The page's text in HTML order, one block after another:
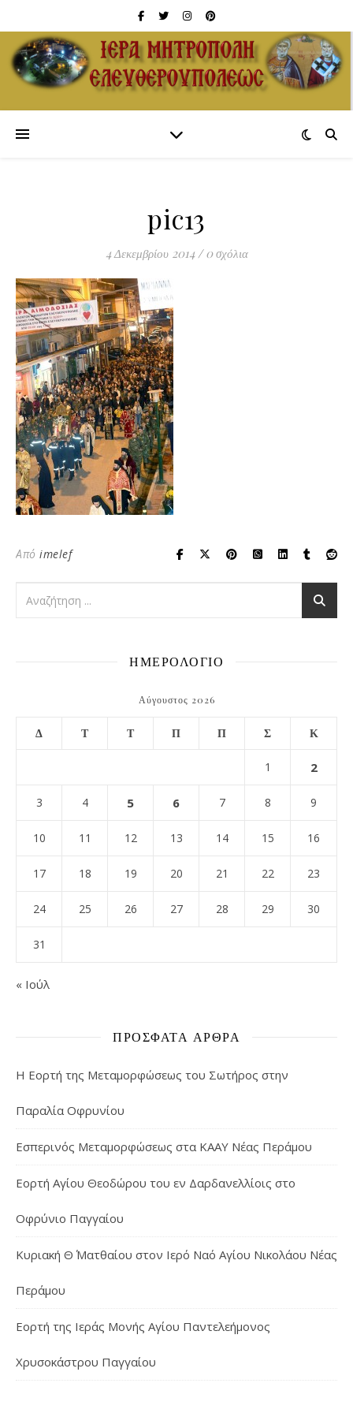
pic13
4 Δεκεμβρίου 2014 / 0 σχόλια
Από imelef
ΗΜΕΡΟΛΟΓΙΟ
Αύγουστος 2026
Δ Τ Τ Π Π Σ Κ
1 2
3 4 5 6 7 8 9
10 11 12 13 14 15 16
17 18 19 20 21 22 23
24 25 26 27 28 29 30
31
« Ιούλ
ΠΡΌΣΦΑΤΑ ΆΡΘΡΑ
Η Εορτή της Μεταμορφώσεως του Σωτήρος στην
Παραλία Οφρυνίου
Εσπερινός Μεταμορφώσεως στα ΚΑΑΥ Νέας Περάμου
Εορτή Αγίου Θεοδώρου του εν Δαρδανελλίοις στο
Οφρύνιο Παγγαίου
Κυριακή Θ΄ Ματθαίου στον Ιερό Ναό Αγίου Νικολάου Νέας
Περάμου
Εορτή της Ιεράς Μονής Αγίου Παντελεήμονος
Χρυσοκάστρου Παγγαίου